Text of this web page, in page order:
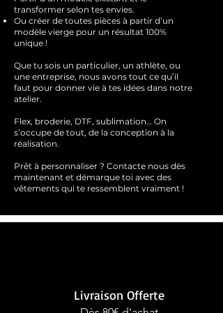
transformer selon tes envies.
Ou créer de toutes pièces à partir d’un
modèle vierge pour un résultat 100%
unique !
Que tu sois un particulier, un athlète, ou
une entreprise, nous avons tout ce qu’il
faut pour donner vie à tes idées dans notre
atelier.
Flex, broderie, DTF, sublimation… On
s’occupe de tout, de la conception à la
réalisation.
Prêt à personnaliser ? Contacte nous dès
maintenant et démarque toi avec des
vêtements qui te ressemblent vraiment !
Livraison Offerte